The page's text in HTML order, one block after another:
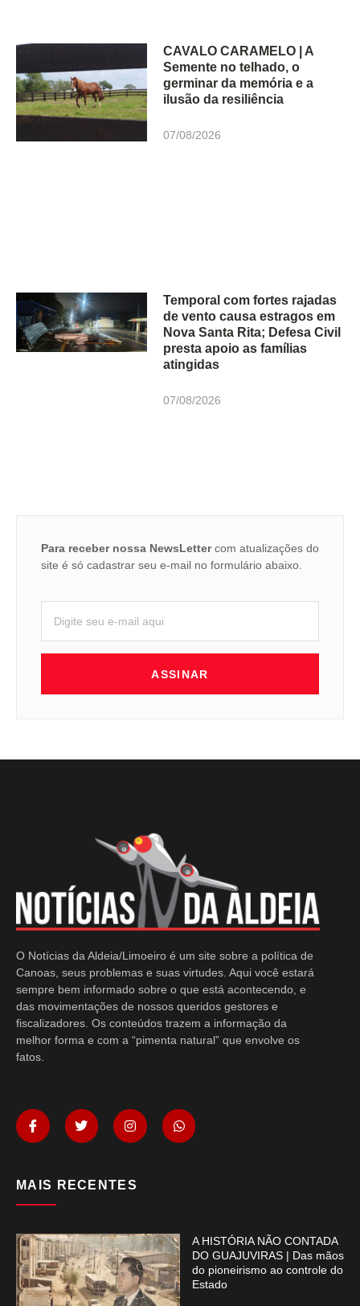
CAVALO CARAMELO | A
Semente no telhado, o
germinar da memória e a
ilusão da resiliência
07/08/2026
Temporal com fortes rajadas
de vento causa estragos em
Nova Santa Rita; Defesa Civil
presta apoio as famílias
atingidas
07/08/2026
Para receber nossa NewsLettercom atualizações do
site é só cadastrar seu e-mail no formulário abaixo.
ASSINAR
O Notícias da Aldeia/Limoeiro é um site sobre a política de
Canoas, seus problemas e suas virtudes. Aqui você estará
sempre bem informado sobre o que está acontecendo, e
das movimentações de nossos queridos gestores e
fiscalizadores. Os conteúdos trazem a informação da
melhor forma e com a “pimenta natural” que envolve os
fatos.
MAIS RECENTES
A HISTÓRIA NÃO CONTADA
DO GUAJUVIRAS | Das mãos
do pioneirismo ao controle do
Estado